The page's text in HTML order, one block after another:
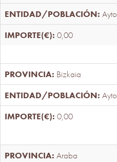
0,00
Bizkaia
0,00
Araba